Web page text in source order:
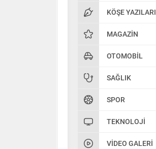
KÖŞE YAZILARI
MAGAZIN
OTOMOBIL
SAĞLIK
SPOR
TEKNOLOJI
VIDEO GALERI